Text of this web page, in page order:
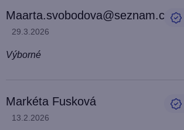
d
n
o
n
Maarta.svobodova@seznam.cz
Hodnocení produktu je 5 z 5 hvězdiček.
29.3.2026
Výborné
Markéta Fusková
Hodnocení produktu je 5 z 5 hvězdiček.
13.2.2026